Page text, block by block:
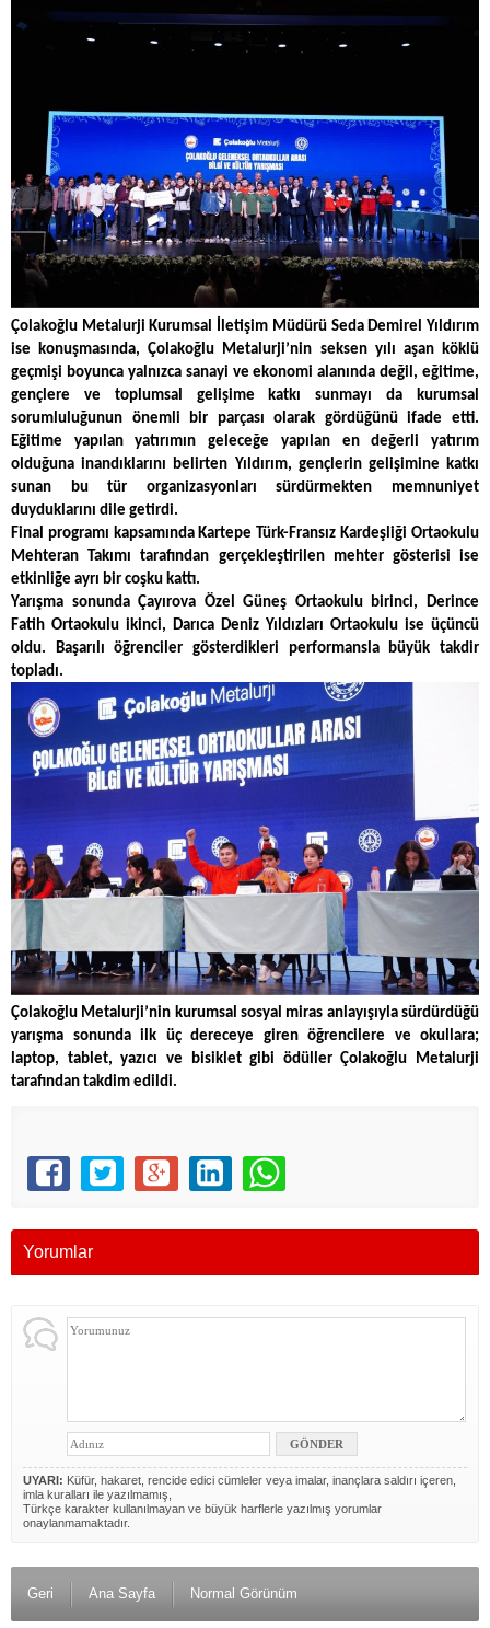
Çolakoğlu Metalurji Kurumsal İletişim Müdürü Seda Demirel Yıldırım
ise konuşmasında, Çolakoğlu Metalurji’nin seksen yılı aşan köklü
geçmişi boyunca yalnızca sanayi ve ekonomi alanında değil, eğitime,
gençlere ve toplumsal gelişime katkı sunmayı da kurumsal
sorumluluğunun önemli bir parçası olarak gördüğünü ifade etti.
Eğitime yapılan yatırımın geleceğe yapılan en değerli yatırım
olduğuna inandıklarını belirten Yıldırım, gençlerin gelişimine katkı
sunan bu tür organizasyonları sürdürmekten memnuniyet
duyduklarını dile getirdi.
Final programı kapsamında Kartepe Türk-Fransız Kardeşliği Ortaokulu
Mehteran Takımı tarafından gerçekleştirilen mehter gösterisi ise
etkinliğe ayrı bir coşku kattı.
Yarışma sonunda Çayırova Özel Güneş Ortaokulu birinci, Derince
Fatih Ortaokulu ikinci, Darıca Deniz Yıldızları Ortaokulu ise üçüncü
oldu. Başarılı öğrenciler gösterdikleri performansla büyük takdir
topladı.
Çolakoğlu Metalurji’nin kurumsal sosyal miras anlayışıyla sürdürdüğü
yarışma sonunda ilk üç dereceye giren öğrencilere ve okullara;
laptop, tablet, yazıcı ve bisiklet gibi ödüller Çolakoğlu Metalurji
tarafından takdim edildi.
Yorumlar
UYARI: Küfür, hakaret, rencide edici cümleler veya imalar, inançlara saldırı içeren,
imla kuralları ile yazılmamış,
Türkçe karakter kullanılmayan ve büyük harflerle yazılmış yorumlar
onaylanmamaktadır.
Geri Ana Sayfa Normal Görünüm